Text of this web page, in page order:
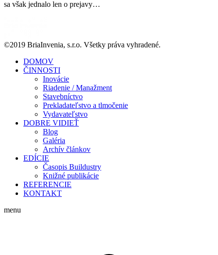
sa však jednalo len o prejavy…
©2019 BriaInvenia, s.r.o. Všetky práva vyhradené.
DOMOV
ČINNOSTI
Inovácie
Riadenie / Manažment
Stavebníctvo
Prekladateľstvo a tlmočenie
Vydavateľstvo
DOBRE VIDIEŤ
Blog
Galéria
Archív článkov
EDÍCIE
Časopis Buildustry
Knižné publikácie
REFERENCIE
KONTAKT
menu